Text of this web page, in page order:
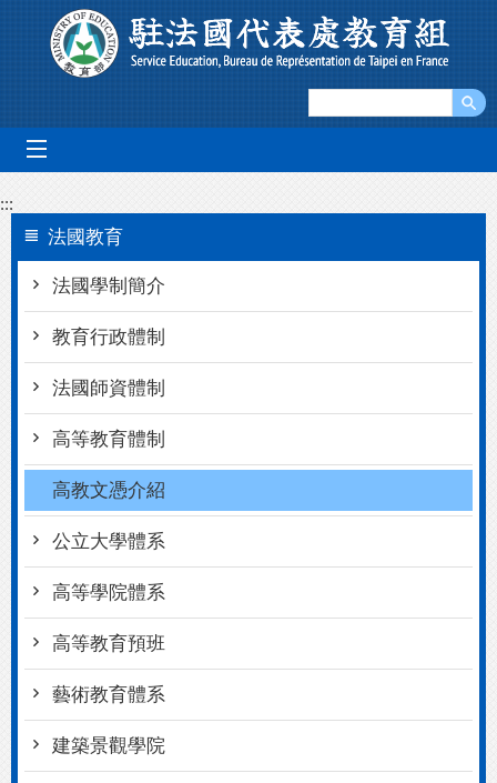
跳到主要內容區塊
:::
法國教育
法國學制簡介
教育行政體制
法國師資體制
高等教育體制
高教文憑介紹
公立大學體系
高等學院體系
高等教育預班
藝術教育體系
建築景觀學院